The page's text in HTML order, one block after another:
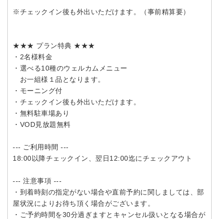
※チェックイン後も外出いただけます。（事前精算要）
★★★ プラン特典 ★★★
・2名様料金
・選べる10種のウェルカムメニュー
お一組様１品となります。
・モーニング付
・チェックイン後も外出いただけます。
・無料駐車場あり
・VOD見放題無料
--- ご利用時間 ---
18:00以降チェックイン、翌日12:00迄にチェックアウト
--- 注意事項 ---
・到着時刻の指定がない場合や直前予約に関しましては、部
屋状況によりお待ち頂く場合がございます。
・ご予約時間を30分過ぎますとキャンセル扱いとなる場合が